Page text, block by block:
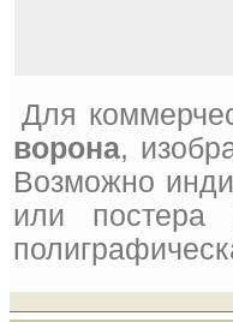
Для
ворона,
Возможно
или постера